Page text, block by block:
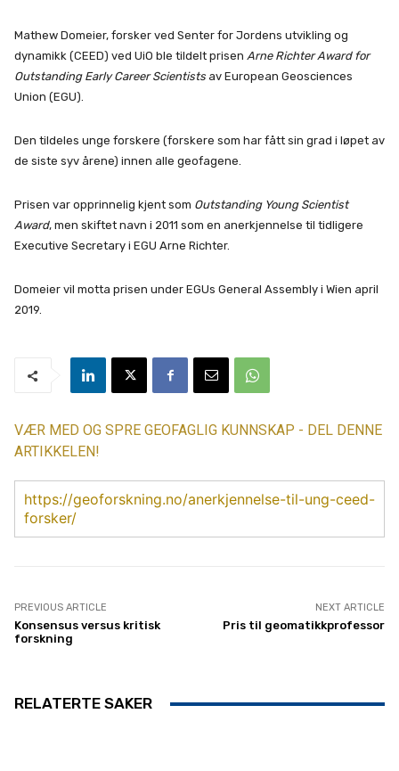
Mathew Domeier, forsker ved Senter for Jordens utvikling og
dynamikk (CEED) ved UiO ble tildelt prisen Arne Richter Award for
Outstanding Early Career Scientists av European Geosciences
Union (EGU).
Den tildeles unge forskere (forskere som har fått sin grad i løpet av
de siste syv årene) innen alle geofagene.
Prisen var opprinnelig kjent som Outstanding Young Scientist
Award, men skiftet navn i 2011 som en anerkjennelse til tidligere
Executive Secretary i EGU Arne Richter.
Domeier vil motta prisen under EGUs General Assembly i Wien april
2019.
VÆR MED OG SPRE GEOFAGLIG KUNNSKAP - DEL DENNE
ARTIKKELEN!
https://geoforskning.no/anerkjennelse-til-ung-ceed-
forsker/
PREVIOUS ARTICLE
Konsensus versus kritisk
forskning
NEXT ARTICLE
Pris til geomatikkprofessor
RELATERTE SAKER